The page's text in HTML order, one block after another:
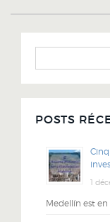
POSTS
1
Medellín est en